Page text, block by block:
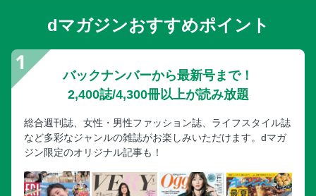
dマガジンおすすめポイント
バックナンバーから最新号まで！
2,400誌/4,300冊以上が読み放題
総合週刊誌、女性・男性ファッション誌、ライフスタイル誌
など多彩なジャンルの雑誌がお楽しみいただけます。dマガ
ジン限定のオリジナル記事も！